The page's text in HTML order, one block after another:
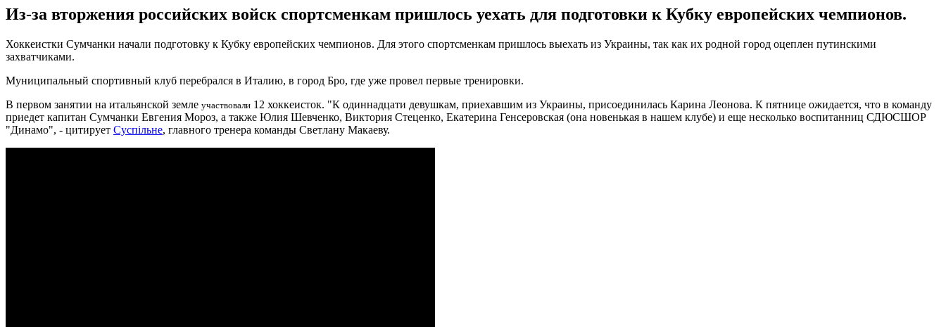
Из-за вторжения российских войск спортсменкам пришлось уехать для подготовки к Кубку европейских чемпионов.
Хоккеистки Сумчанки начали подготовку к Кубку европейских чемпионов. Для этого спортсменкам пришлось выехать из Украины, так как их родной город оцеплен путинскими
захватчиками.
Муниципальный спортивный клуб перебрался в Италию, в город Бро, где уже провел первые тренировки.
В первом занятии на итальянской земле участвовали 12 хоккеисток. "К одиннадцати девушкам, приехавшим из Украины, присоединилась Карина Леонова. К пятнице ожидается, что в команду
приедет капитан Сумчанки Евгения Мороз, а также Юлия Шевченко, Виктория Стеценко, Екатерина Генсеровская (она новенькая в нашем клубе) и еще несколько воспитанниц СДЮСШОР
"Динамо", - цитирует Суспільне, главного тренера команды Светлану Макаеву.